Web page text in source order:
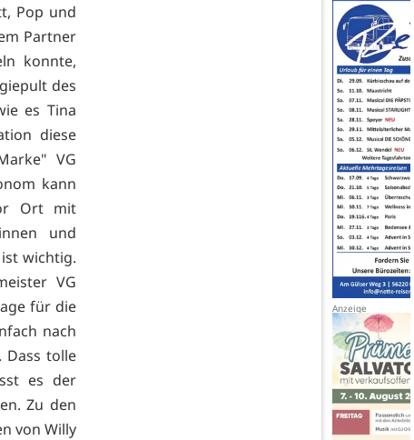
Pop und
Partner
konnte,
des
es Tina
diese
VG
kann
Ort mit
und
wichtig.
VG
für die
nach
Dass tolle
es der
Zu den
von Willy